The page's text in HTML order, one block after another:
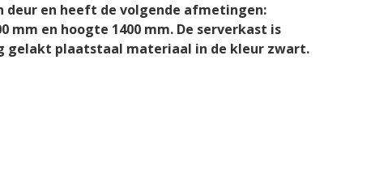
deur en heeft de volgende afmetingen:
mm en hoogte 1400 mm. De serverkast is
gelakt plaatstaal materiaal in de kleur zwart.